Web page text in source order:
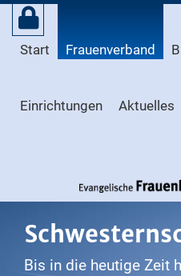
Start Frauenverband
Einrichtungen Aktuelles
Bis in die heutige Zeit